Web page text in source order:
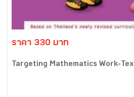
ราคา 330 บาท
Targeting Mathematics Work-